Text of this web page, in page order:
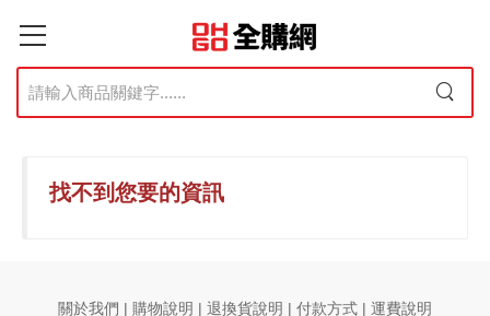
找不到您要的資訊
關於我們 | 購物說明 | 退換貨說明 | 付款方式 | 運費說明